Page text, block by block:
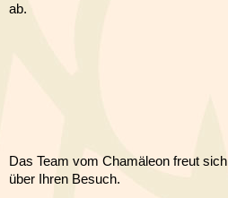
ab.
Das Team vom Chamäleon freut sich
über Ihren Besuch.